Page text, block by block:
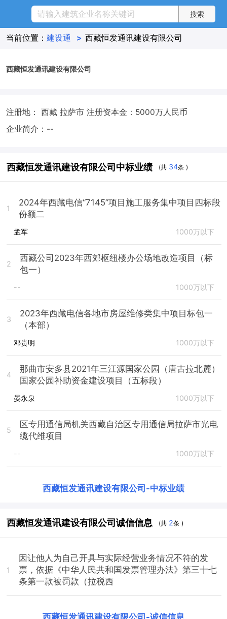
当前位置： 建设通 > 西藏恒发通讯建设有限公司
西藏恒发通讯建设有限公司
注册地： 西藏 拉萨市 注册资本金：5000万人民币
企业简介：--
西藏恒发通讯建设有限公司中标业绩 (共 34条 )
1
2024年西藏电信“7145”项目施工服务集中项目四标段
份额二
孟军 1000万以下
2
西藏公司2023年西郊枢纽楼办公场地改造项目（标
包一）
-- 1000万以下
3
2023年西藏电信各地市房屋维修类集中项目标包一
（本部）
邓贵明 1000万以下
4
那曲市安多县2021年三江源国家公园（唐古拉北麓）
国家公园补助资金建设项目（五标段）
晏永泉 1000万以下
5
区专用通信局机关西藏自治区专用通信局拉萨市光电
缆代维项目
-- 1000万以下
西藏恒发通讯建设有限公司 -中标业绩
西藏恒发通讯建设有限公司诚信信息 (共 2条 )
1
因让他人为自己开具与实际经营业务情况不符的发
票，依据《中华人民共和国发票管理办法》第三十七
条第一款被罚款（拉税西